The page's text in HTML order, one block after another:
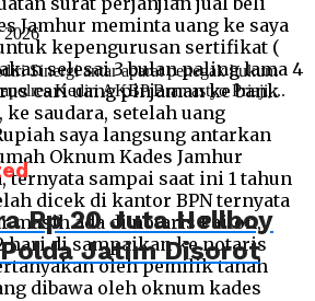
Jamhur meminta uang ke saya
kepengurusan sertifikat (
selesai 3 bulan paling lama 4
cari uang pinjaman ke bank
ke saudara, setelah uang
saya langsung antarkan
Oknum Kades Jamhur
ternyata sampai saat ini 1 tahun
dicek di kantor BPN ternyata
masih ada di notaris Paiton,
hari di sampaikan ke notaris
oleh pemilik tanah
dibawa oleh oknum kades
2026
Sinergi antar aparat penegak hukum
Kediri AKBP Bramastyo Priaji,...
Rp 20 Juta Hellboy
Jatim Disorot